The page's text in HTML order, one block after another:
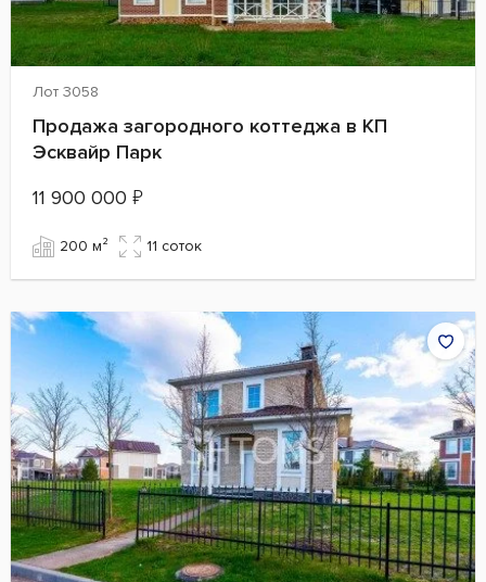
Лот 3058
Продажа загородного коттеджа в КП
Эсквайр Парк
11 900 000 ₽
200 м² 11 cоток